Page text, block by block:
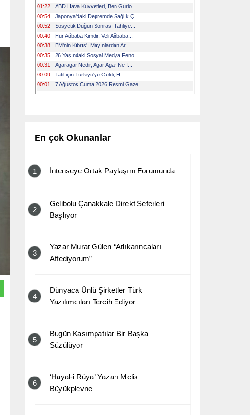
En çok Okunanlar
1 İntenseye Ortak Paylaşım Forumunda
2
Gelibolu Çanakkale Direkt Seferleri
Başlıyor
3
Yazar Murat Gülen “Atlıkarıncaları
Affediyorum”
4
Dünyaca Ünlü Şirketler Türk
Yazılımcıları Tercih Ediyor
5
Bugün Kasımpatılar Bir Başka
Süzülüyor
6
‘Hayal-i Rüya’ Yazarı Melis
Büyükplevne